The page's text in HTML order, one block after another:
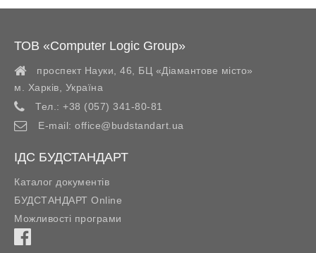
ТОВ «Computer Logic Group»
проспект Науки, 46, БЦ «Діамантове місто»
м. Харків
Україна
Тел.: +38 (057) 341-80-81
E-mail: office@budstandart.ua
ІДС БУДСТАНДАРТ
Каталог документів
БУДСТАНДАРТ Online
Можливості програми